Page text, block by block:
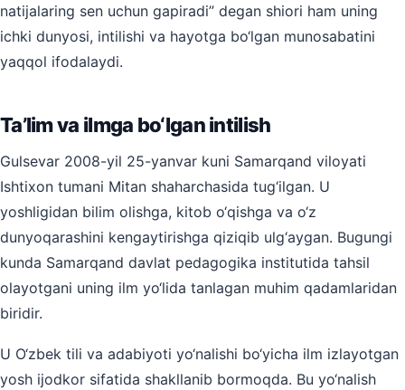
natijalaring sen uchun gapiradi” degan shiori ham uning
ichki dunyosi, intilishi va hayotga bo‘lgan munosabatini
yaqqol ifodalaydi.
Ta’lim va ilmga bo‘lgan intilish
Gulsevar 2008-yil 25-yanvar kuni Samarqand viloyati
Ishtixon tumani Mitan shaharchasida tug‘ilgan. U
yoshligidan bilim olishga, kitob o‘qishga va o‘z
dunyoqarashini kengaytirishga qiziqib ulg‘aygan. Bugungi
kunda Samarqand davlat pedagogika institutida tahsil
olayotgani uning ilm yo‘lida tanlagan muhim qadamlaridan
biridir.
U O‘zbek tili va adabiyoti yo‘nalishi bo‘yicha ilm izlayotgan
yosh ijodkor sifatida shakllanib bormoqda. Bu yo‘nalish